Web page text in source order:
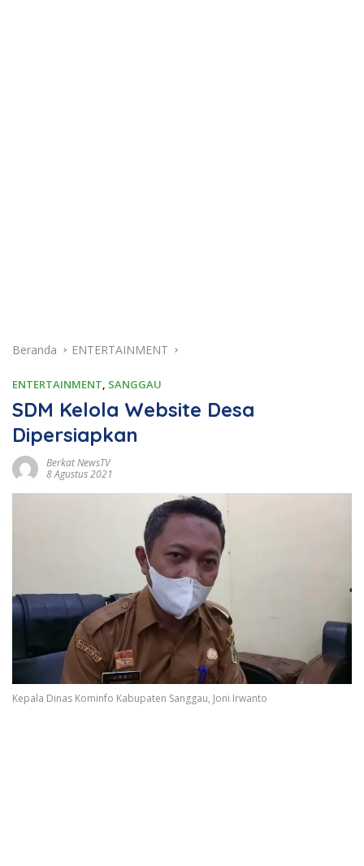
Beranda ENTERTAINMENT
ENTERTAINMENT, SANGGAU
SDM Kelola Website Desa
Dipersiapkan
Berkat NewsTV
8 Agustus 2021
Kepala Dinas Kominfo Kabupaten Sanggau, Joni Irwanto